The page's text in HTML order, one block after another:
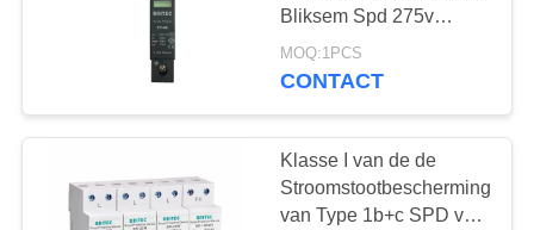
Bliksem Spd 275v
MOQ:1PCS
CONTACT
Klasse I van de de
Stroomstootbescherming
van Type 1b+c SPD van